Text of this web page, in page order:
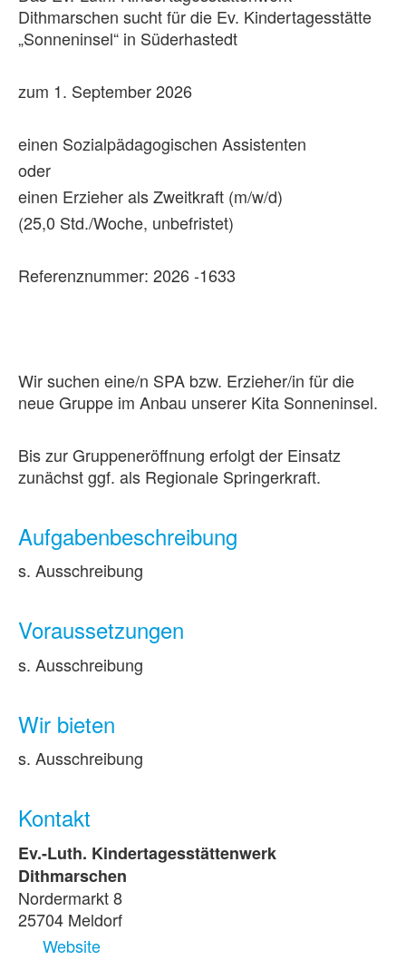
Dithmarschen sucht für die Ev. Kindertagesstätte
„Sonneninsel“ in Süderhastedt
zum 1. September 2026
einen Sozialpädagogischen Assistenten
oder
einen Erzieher als Zweitkraft (m/w/d)
(25,0 Std./Woche, unbefristet)
Referenznummer: 2026 -1633
Wir suchen eine/n SPA bzw. Erzieher/in für die
neue Gruppe im Anbau unserer Kita Sonneninsel.
Bis zur Gruppeneröffnung erfolgt der Einsatz
zunächst ggf. als Regionale Springerkraft.
Aufgabenbeschreibung
s. Ausschreibung
Voraussetzungen
s. Ausschreibung
Wir bieten
s. Ausschreibung
Kontakt
Ev.-Luth. Kindertagesstättenwerk
Dithmarschen
Nordermarkt 8
25704 Meldorf
Website